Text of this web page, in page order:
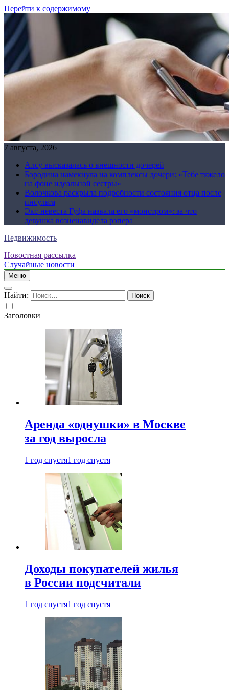
Перейти к содержимому
7 августа, 2026
Алсу высказалась о внешности дочерей
Бородина намекнула на комплексы дочери: «Тебе тяжело
на фоне идеальной сестры»
Волочкова раскрыла подробности состояния отца после
инсульта
Экс-невеста Гуфа назвала его «монстром»: за что
девушка возненавидела рэпера
Недвижимость
Новостная рассылка
Случайные новости
Меню
Найти:
Заголовки
Аренда «однушки» в Москве
за год выросла
1 год спустя1 год спустя
Доходы покупателей жилья
в России подсчитали
1 год спустя1 год спустя